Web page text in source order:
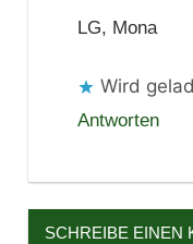
LG, Mona
Wird
Antworten
SCHREIBE EINEN